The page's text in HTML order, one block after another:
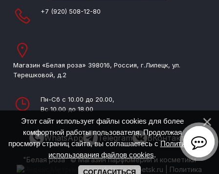
+7 (920) 508-12-80
Магазин «Белая роза» 398016, Россия, г.Липецк, ул.
Терешковой, д.2
Пн-Сб с 10.00 до 20.00,
Вс 10.00 до 18.00
WhatsApp Telegram ВКонтакте
"Белая роза" © Магазин парфюмерии и косметики
www.whiterose-lipetsk.ru
Политика
Этот сайт использует файлы cookies для более
комфортной работы пользователя. Продолжая
просмотр страниц сайта, вы соглашаетесь сПолитикой
использования файлов cookies.
СОГЛАСИТЬСЯ